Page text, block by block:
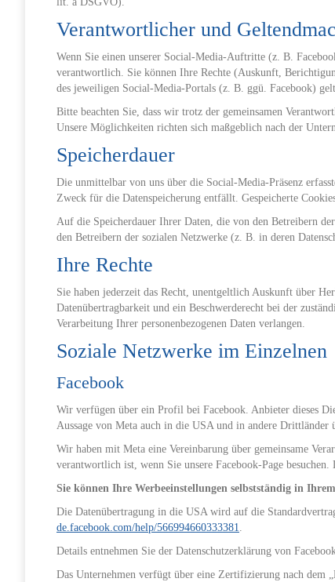
Verantwortlicher und
Wenn Sie einen unserer Social-Media-Auftritte (z. B.
verantwortlich. Sie können Ihre Rechte (Auskunft,
des jeweiligen Social-Media-Portals (z. B. ggü. Facebook)
Bitte beachten Sie, dass wir trotz der gemeinsamen
Unsere Möglichkeiten richten sich maßgeblich nach der
Speicherdauer
Die unmittelbar von uns über die Social-Media-Präsenz
Zweck für die Datenspeicherung entfällt. Gespeicherte
Auf die Speicherdauer Ihrer Daten, die von den Betreibern
den Betreibern der sozialen Netzwerke (z. B. in deren
Ihre Rechte
Sie haben jederzeit das Recht, unentgeltlich Auskunft über
Datenübertragbarkeit und ein Beschwerderecht bei der
Verarbeitung Ihrer personenbezogenen Daten verlangen.
Soziale Netzwerke im Einzelnen
Facebook
Wir verfügen über ein Profil bei Facebook. Anbieter dieses
Aussage von Meta auch in die USA und in andere Drittländer
Wir haben mit Meta eine Vereinbarung über gemeinsame
verantwortlich ist, wenn Sie unsere Facebook-Page
Sie können Ihre Werbeeinstellungen selbstständig in
Die Datenübertragung in die USA wird auf die
de.facebook.com/help/566994660333381.
Details entnehmen Sie der Datenschutzerklärung von
Das Unternehmen verfügt über eine Zertifizierung nach